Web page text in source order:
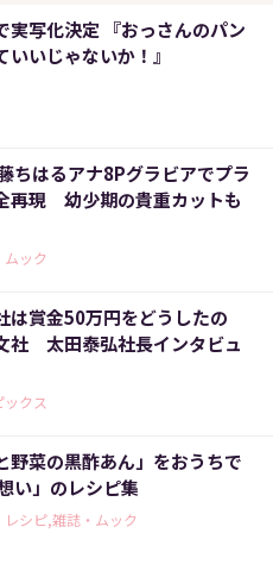
実写化決定 『おっさんのパン
いじゃないか！』
ちはるアナ8Pグラビアでプラ
再現 幼少期の貴重カットも
ック
は賞金50万円をどうしたの
太田泰弘社長インタビュ
クス
野菜の黒酢あん」をおうちで
い」のレシピ集
シピ,雑誌・ムック